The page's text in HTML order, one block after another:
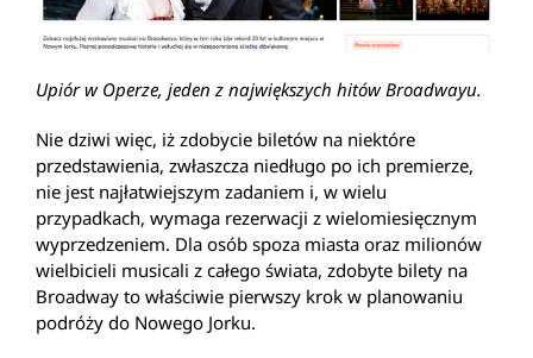
Upiór w Operze, jeden z największych hitów Broadwayu.
Nie dziwi więc, iż zdobycie biletów na niektóre
przedstawienia, zwłaszcza niedługo po ich premierze,
nie jest najłatwiejszym zadaniem i, w wielu
przypadkach, wymaga rezerwacji z wielomiesięcznym
wyprzedzeniem. Dla osób spoza miasta oraz milionów
wielbicieli musicali z całego świata, zdobyte bilety na
Broadway to właściwie pierwszy krok w planowaniu
podróży do Nowego Jorku.